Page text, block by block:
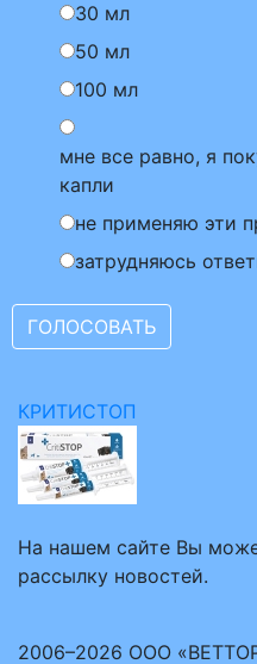
30 мл
50 мл
100 мл
мне все равно, я
капли
не применяю эти
затрудняюсь
КРИТИСТОП
На нашем сайте Вы
рассылку новостей.
2006–2026 ООО